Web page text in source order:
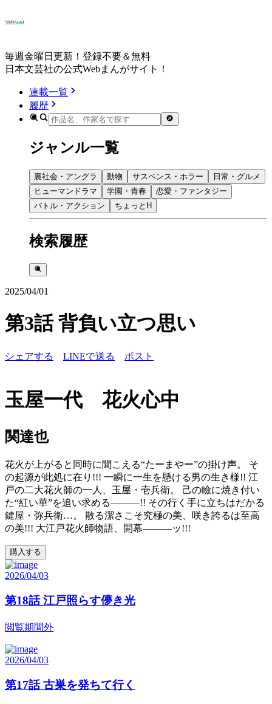
毎週金曜日更新！登録不要＆無料
日本文芸社の公式Webまんがサイト！
連載一覧
履歴
ジャンル一覧
裏社会・アングラ 動物 サスペンス・ホラー
日常・グルメ
ヒューマンドラマ
学園・青春
恋愛・ファンタジー
バトル・アクション
ちょっとH
検索履歴
2025/04/01
第3話 背負い立つ思い
シェアする LINEで送る ポスト
玉屋一代 花火心中
関達也
花火が上がると同時に聞こえる“たーまやー”の掛け声。 そ
の起源が此処に在り!!! 一瞬に一生を懸ける男の生き様!! 江
戸の二大花火師の一人、玉屋・壱兵衛。 己の瞼に焼き付い
た“紅い華”を追い求める―――!! その行く手に立ちはだかる
鍵屋・弥兵衛…。 散る潔さこそ究極の美、咲き誇るは至高
の美!!! 大江戸花火師物語、開幕―――ッ!!!
購入する
2026/04/03
第18話 江戸照らす儚き光
閲覧期間外
2026/04/03
第17話 古巣を発ちて行く